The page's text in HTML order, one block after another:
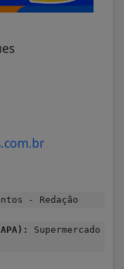
- Redação
Supermercado